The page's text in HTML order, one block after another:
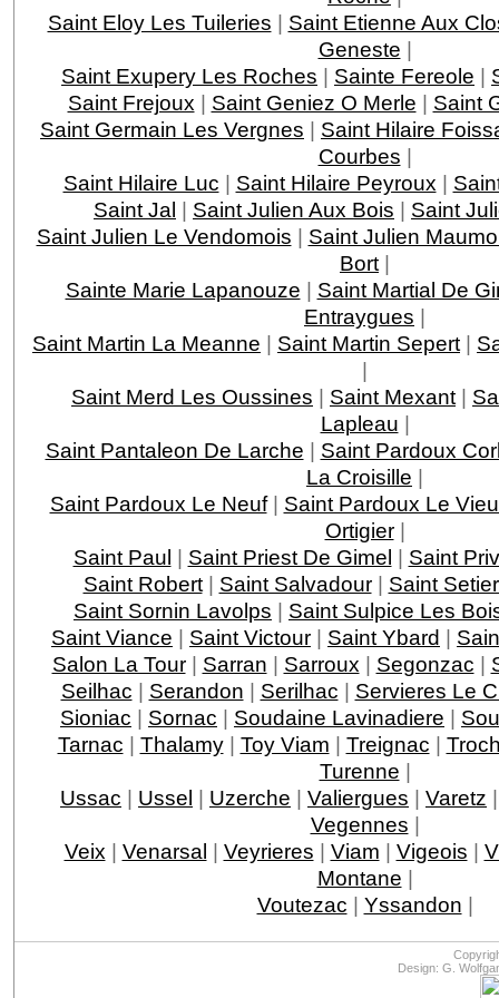
Saint Eloy Les Tuileries | Saint Etienne Aux
Geneste |
Saint Exupery Les Roches | Sainte Fereole |
Saint Frejoux | Saint Geniez O Merle | Saint
Saint Germain Les Vergnes | Saint Hilaire
Courbes |
Saint Hilaire Luc | Saint Hilaire Peyroux |
Saint Jal | Saint Julien Aux Bois | Saint
Saint Julien Le Vendomois | Saint Julien
Bort |
Sainte Marie Lapanouze | Saint Martial De
Entraygues |
Saint Martin La Meanne | Saint Martin Sepert |
|
Saint Merd Les Oussines | Saint Mexant |
Lapleau |
Saint Pantaleon De Larche | Saint Pardoux
La Croisille |
Saint Pardoux Le Neuf| Saint Pardoux Le
Ortigier|
Saint Paul | Saint Priest De Gimel | Saint
Saint Robert| Saint Salvadour| Saint
Saint Sornin Lavolps | Saint Sulpice Les
Saint Viance | Saint Victour | Saint Ybard |
Salon La Tour| Sarran | Sarroux | Segonzac |
Seilhac | Serandon | Serilhac | Servieres Le
Sioniac | Sornac | Soudaine Lavinadiere |
Tarnac | Thalamy| Toy Viam | Treignac |
Turenne |
Ussac | Ussel | Uzerche | Valiergues | Varetz
Vegennes |
Veix | Venarsal | Veyrieres | Viam | Vigeois |
Montane |
Voutezac | Yssandon |
Design: G.